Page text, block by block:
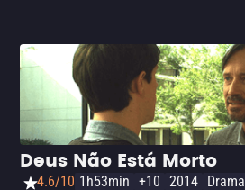
Deus Não Está Morto
4.6/10 1h53min +10 2014 Drama